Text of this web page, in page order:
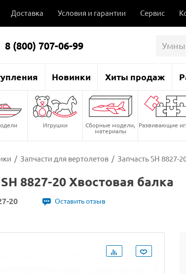
Доставка Условия и гарантии Сервис
8 (800) 707-06-99
Новинки Хиты продаж
Игрушки Сборные модели,
материалы
Развивающие
/ Запчасти для вертолетов / Запчасть SH 8827-
8827-20 Хвостовая балка
20 Оставить отзыв